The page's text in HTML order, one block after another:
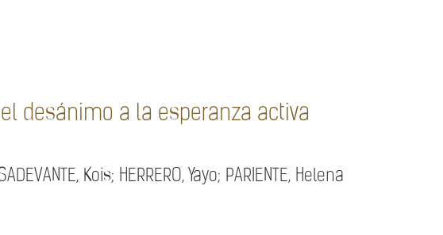
desánimo a la esperanza activa
Kois; HERRERO, Yayo; PARIENTE, Helena